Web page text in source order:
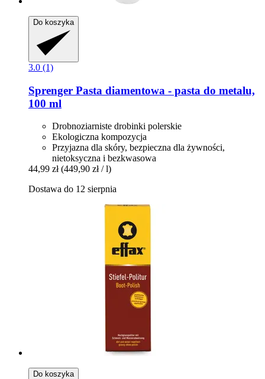
Do koszyka
3.0 (1)
Sprenger Pasta diamentowa -​ pasta do metalu,
100 ml
Drobnoziarniste drobinki polerskie
Ekologiczna kompozycja
Przyjazna dla skóry, bezpieczna dla żywności,
nietoksyczna i bezkwasowa
44,99 zł (449,90 zł / l)
Dostawa do 12 sierpnia
Do koszyka